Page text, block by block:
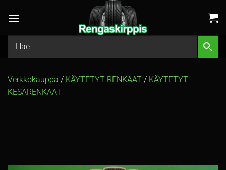
Verkkokauppa / KÄYTETYT RENKAAT / KÄYTETYT
KESÄRENKAAT